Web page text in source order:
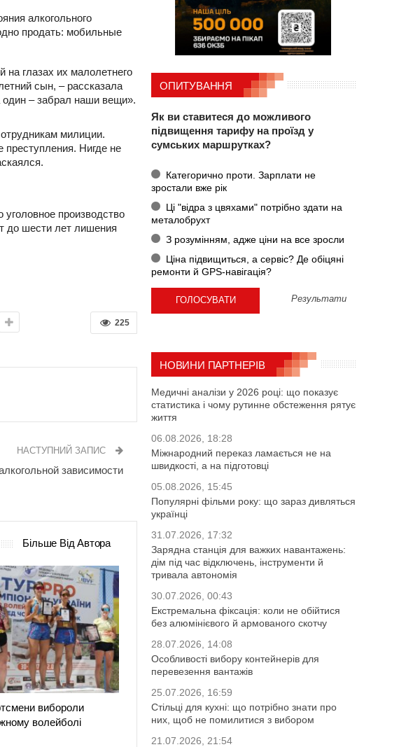
алкогольного
продать: мобильные
глазах их малолетнего
сын, – рассказала
один – забрал наши вещи».
милиции.
Нигде не
производство
до шести лет лишения
225
НАСТУПНИЙ ЗАПИС
зависимости
Більше Від Автора
вибороли
волейболі
ОПИТУВАННЯ
Як ви ставитеся до можливого
підвищення тарифу на проїзд у
сумських маршрутках?
Категорично проти. Зарплати не
зростали вже рік
Ці "відра з цвяхами" потрібно здати на
металобрухт
З розумінням, адже ціни на все зросли
Ціна підвищиться, а сервіс? Де обіцяні
ремонти й GPS-навігація?
Результати
НОВИНИ ПАРТНЕРІВ
Медичні аналізи у 2026 році: що показує
статистика і чому рутинне обстеження рятує
життя
06.08.2026, 18:28
Міжнародний переказ ламається не на
швидкості, а на підготовці
05.08.2026, 15:45
Популярні фільми року: що зараз дивляться
українці
31.07.2026, 17:32
Зарядна станція для важких навантажень:
дім під час відключень, інструменти й
тривала автономія
30.07.2026, 00:43
Екстремальна фіксація: коли не обійтися
без алюмінієвого й армованого скотчу
28.07.2026, 14:08
Особливості вибору контейнерів для
перевезення вантажів
25.07.2026, 16:59
Стільці для кухні: що потрібно знати про
них, щоб не помилитися з вибором
21.07.2026, 21:54